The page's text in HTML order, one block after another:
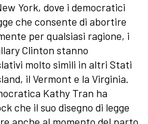
York, dove i democratici
che consente di abortire
per qualsiasi ragione, i
Clinton stanno
molto simili in altri Stati
il Vermont e la Virginia.
Kathy Tran ha
che il suo disegno di legge